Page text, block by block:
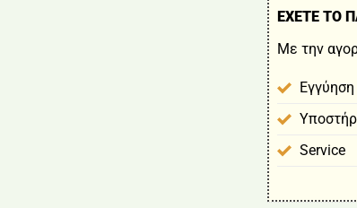
ΕΧΕΤΕ ΤΟ
Με την
Εγγύηση
Service